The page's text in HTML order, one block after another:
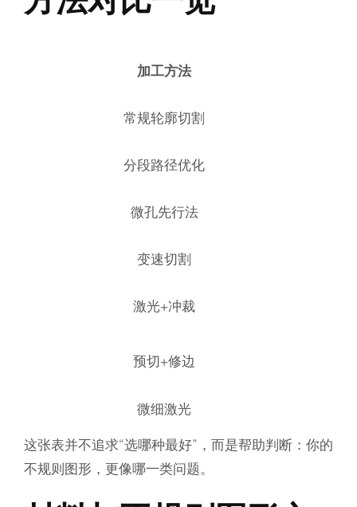
加工方法
常规轮廓切割
分段路径优化
微孔先行法
变速切割
激光+冲裁
预切+修边
微细激光
这张表并不追求“选哪种最好”，而是帮助判断：你的
不规则图形，更像哪一类问题。